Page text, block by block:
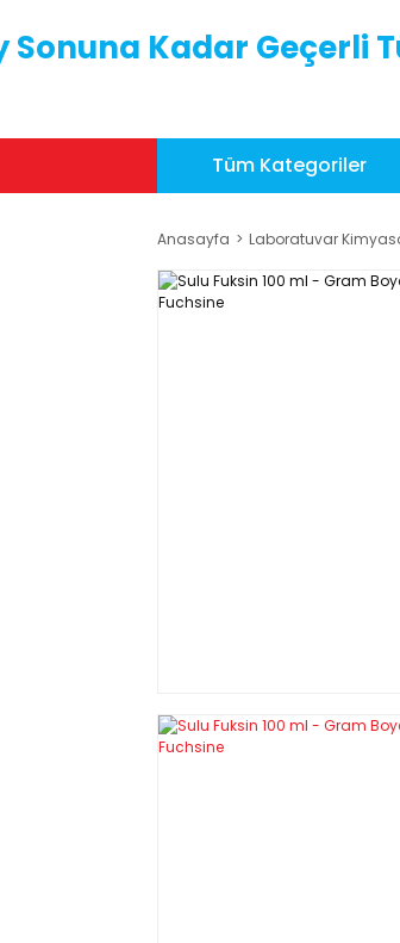
Sonuna Kadar Geçerli
Tüm Kategoriler
Anasayfa Laboratuvar